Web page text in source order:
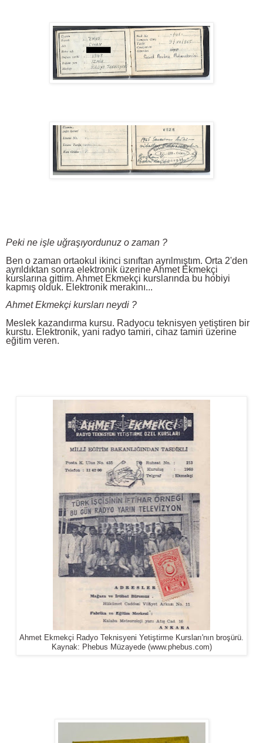
Peki ne işle uğraşıyordunuz o zaman ?
Ben o zaman ortaokul ikinci sınıftan ayrılmıştım. Orta 2'den
ayrıldıktan sonra elektronik üzerine Ahmet Ekmekçi
kurslarına gittim. Ahmet Ekmekçi kurslarında bu hobiyi
kapmış olduk. Elektronik merakını...
Ahmet Ekmekçi kursları neydi ?
Meslek kazandırma kursu. Radyocu teknisyen yetiştiren bir
kurstu. Elektronik, yani radyo tamiri, cihaz tamiri üzerine
eğitim veren.
Ahmet Ekmekçi Radyo Teknisyeni Yetiştirme Kursları'nın broşürü.
Kaynak: Phebus Müzayede (www.phebus.com)